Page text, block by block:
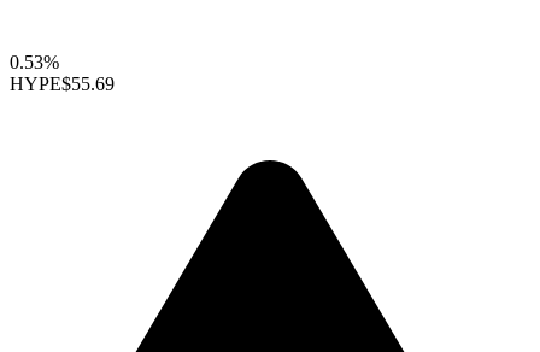
0.53%
HYPE$55.69